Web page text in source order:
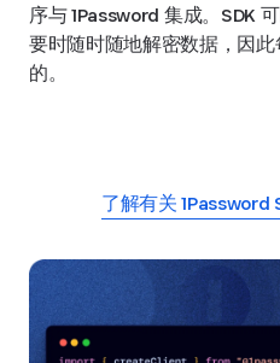
序与 1Password 集成。SDK
要时随时随地解密数据，因
的。
了解有关 1Password